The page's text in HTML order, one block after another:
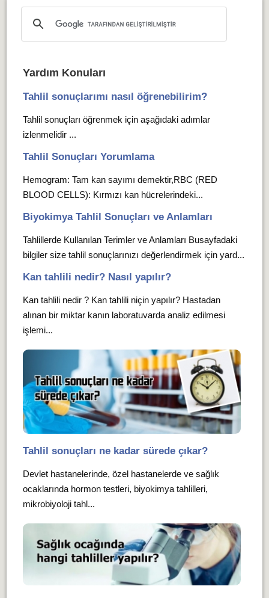
Yardım Konuları
Tahlil sonuçlarımı nasıl öğrenebilirim?
Tahlil sonuçları öğrenmek için aşağıdaki adımlar
izlenmelidir ...
Tahlil Sonuçları Yorumlama
Hemogram: Tam kan sayımı demektir,RBC (RED
BLOOD CELLS): Kırmızı kan hücrelerindeki...
Biyokimya Tahlil Sonuçları ve Anlamları
Tahlillerde Kullanılan Terimler ve Anlamları Busayfadaki
bilgiler size tahlil sonuçlarınızı değerlendirmek için yard...
Kan tahlili nedir? Nasıl yapılır?
Kan tahlili nedir ? Kan tahlili niçin yapılır? Hastadan
alınan bir miktar kanın laboratuvarda analiz edilmesi
işlemi...
Tahlil sonuçları ne kadar sürede çıkar?
Devlet hastanelerinde, özel hastanelerde ve sağlık
ocaklarında hormon testleri, biyokimya tahlilleri,
mikrobiyoloji tahl...